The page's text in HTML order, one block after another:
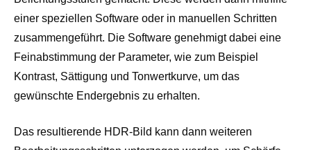
einer speziellen Software oder in manuellen Schritten
zusammengeführt. Die Software genehmigt dabei eine
Feinabstimmung der Parameter, wie zum Beispiel
Kontrast, Sättigung und Tonwertkurve, um das
gewünschte Endergebnis zu erhalten.
Das resultierende HDR-Bild kann dann weiteren